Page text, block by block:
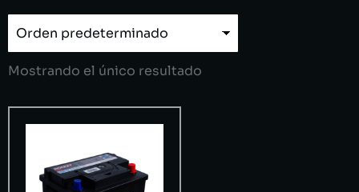
Mostrando el único resultado